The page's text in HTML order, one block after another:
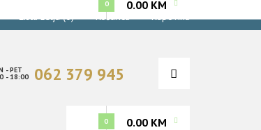
0 0.00 KM
Lista želja (0) Košarica Kupovina
- PET
- 18:00 062 379 945
0 0.00 KM